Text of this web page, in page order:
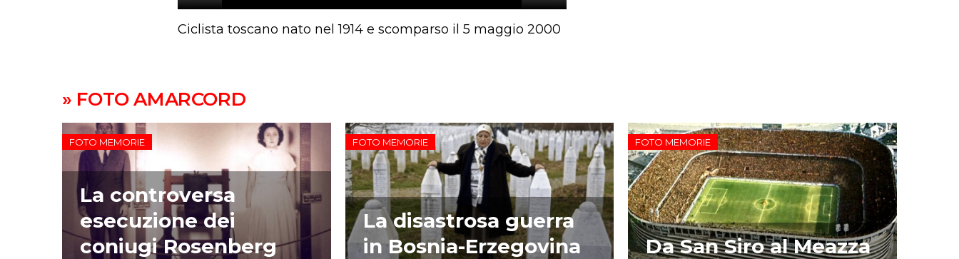
Ciclista toscano nato nel 1914 e scomparso il 5 maggio 2000
» FOTO AMARCORD
FOTO MEMORIE
La controversa
esecuzione dei
coniugi Rosenberg
FOTO MEMORIE
La disastrosa guerra
in Bosnia-Erzegovina
FOTO MEMORIE
Da San Siro al Meazza